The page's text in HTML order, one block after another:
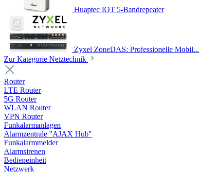
Huaptec IOT 5-Bandrepeater
Zyxel ZoneDAS: Professionelle Mobil...
Zur Kategorie Netztechnik
Router
LTE Router
5G Router
WLAN Router
VPN Router
Funkalarmanlagen
Alarmzentrale "AJAX Hub"
Funkalarmmelder
Alarmsirenen
Bedieneinheit
Netzwerk